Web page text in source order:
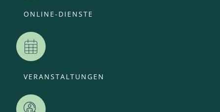
ONLINE-DIENSTE
VERANSTALTUNGEN